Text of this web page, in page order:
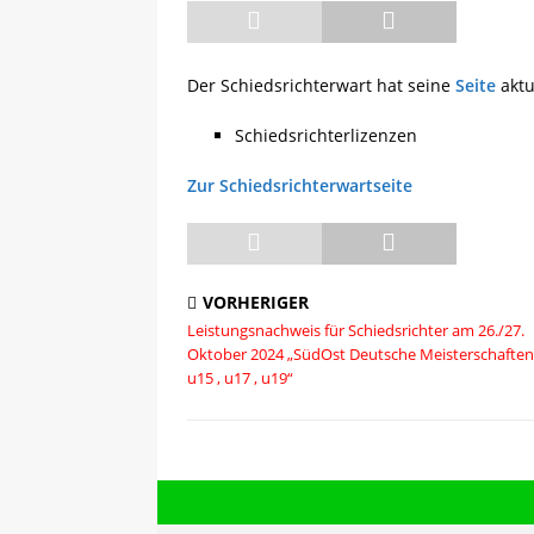
[ 13.05.2025 ]
Der Schiedsrichterwart hat seine Seite
Schiedsrichterlizenzen
Zur Schiedsrichterwartseite
VORHERIGER
Leistungsnachweis für Schiedsrichter am 26./27.
Oktober 2024 „SüdOst Deutsche
u15 , u17 , u19“